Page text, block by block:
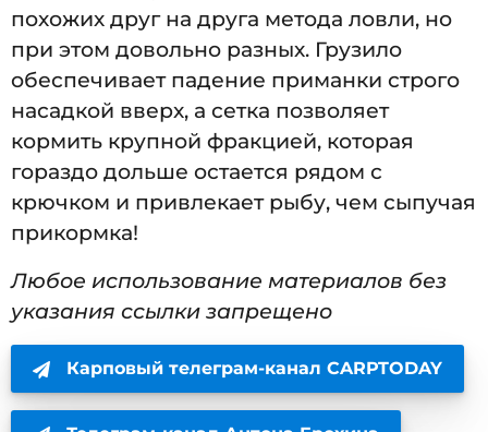
похожих друг на друга метода ловли, но
при этом довольно разных. Грузило
обеспечивает падение приманки строго
насадкой вверх, а сетка позволяет
кормить крупной фракцией, которая
гораздо дольше остается рядом с
крючком и привлекает рыбу, чем сыпучая
прикормка!
Любое использование материалов без
указания ссылки запрещено
Карповый телеграм-канал CARPTODAY